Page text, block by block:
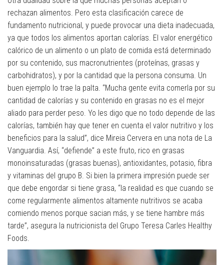
rechazan alimentos. Pero esta clasificación carece de
fundamento nutricional, y puede provocar una dieta inadecuada,
ya que todos los alimentos aportan calorías. El valor energético
calórico de un alimento o un plato de comida está determinado
por su contenido, sus macronutrientes (proteínas, grasas y
carbohidratos), y por la cantidad que la persona consuma. Un
buen ejemplo lo trae la palta. “Mucha gente evita comerla por su
cantidad de calorías y su contenido en grasas no es el mejor
aliado para perder peso. Yo les digo que no todo depende de las
calorías, también hay que tener en cuenta el valor nutritivo y los
beneficios para la salud”, dice Mireia Cervera en una nota de La
Vanguardia. Así, “defiende” a este fruto, rico en grasas
monoinsaturadas (grasas buenas), antioxidantes, potasio, fibra
y vitaminas del grupo B. Si bien la primera impresión puede ser
que debe engordar si tiene grasa, “la realidad es que cuando se
come regularmente alimentos altamente nutritivos se acaba
comiendo menos porque sacian más, y se tiene hambre más
tarde”, asegura la nutricionista del Grupo Teresa Carles Healthy
Foods.